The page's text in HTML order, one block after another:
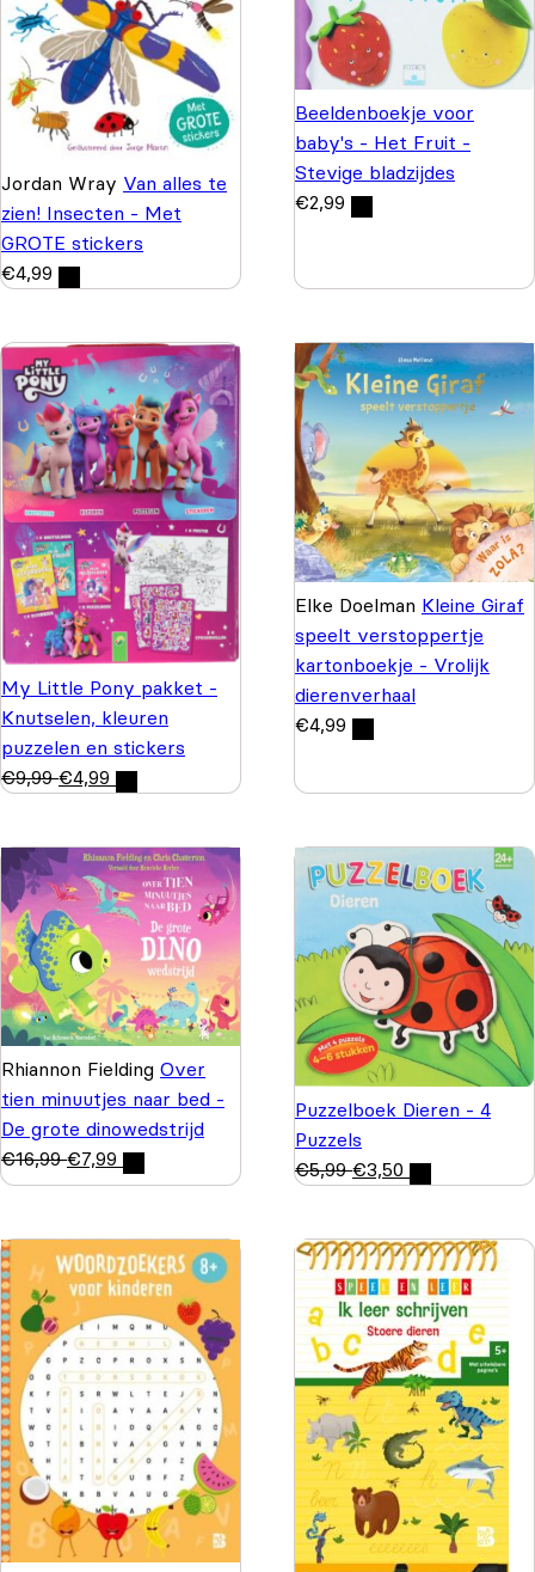
Jordan Wray Van alles te
zien! Insecten - Met
GROTE stickers
€4,99
Beeldenboekje voor
baby's - Het Fruit -
Stevige bladzijdes
€2,99
My Little Pony pakket -
Knutselen, kleuren
puzzelen en stickers
€9,99 €4,99
Elke Doelman Kleine Giraf
speelt verstoppertje
kartonboekje - Vrolijk
dierenverhaal
€4,99
Rhiannon Fielding Over
tien minuutjes naar bed -
De grote dinowedstrijd
€16,99 €7,99
Puzzelboek Dieren - 4
Puzzels
€5,99 €3,50